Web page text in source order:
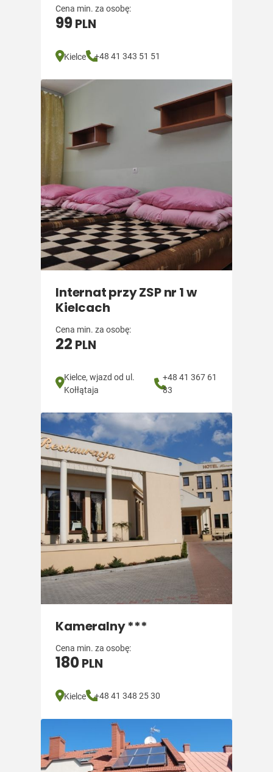
Cena min. za osobę:
99PLN
Kielce +48 41 343 51 51
Internat przy ZSP nr 1 w
Kielcach
Cena min. za osobę:
22 PLN
Kielce, wjazd od ul.
Kołłątaja
+48 41 367 61
83
Kameralny ***
Cena min. za osobę:
180PLN
Kielce +48 41 348 25 30